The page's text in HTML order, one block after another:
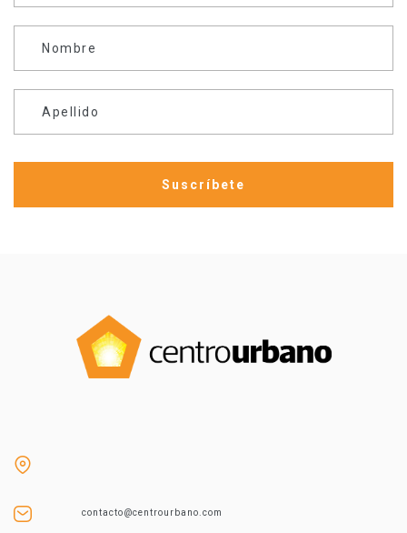
Nombre
Apellido
contacto@centrourbano.com